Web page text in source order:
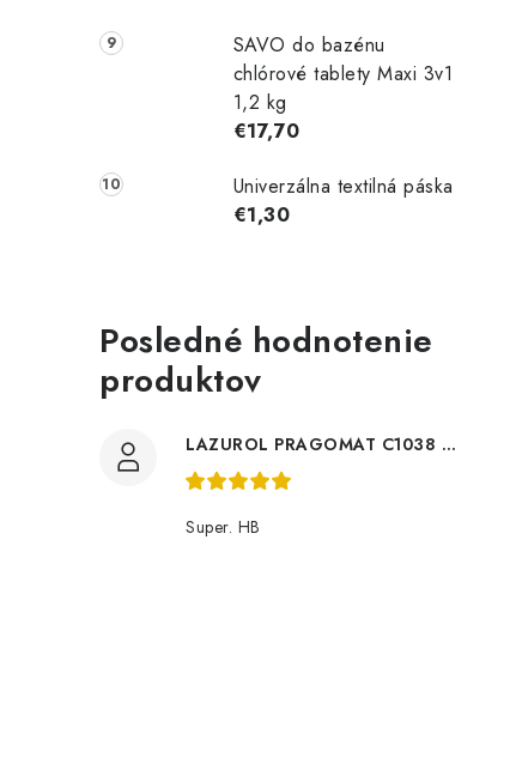
SAVO do bazénu
chlórové tablety Maxi 3v1
1,2 kg
€17,70
Univerzálna textilná páska
€1,30
Posledné hodnotenie
produktov
LAZUROL PRAGOMAT C1038 0,75l
Super. HB